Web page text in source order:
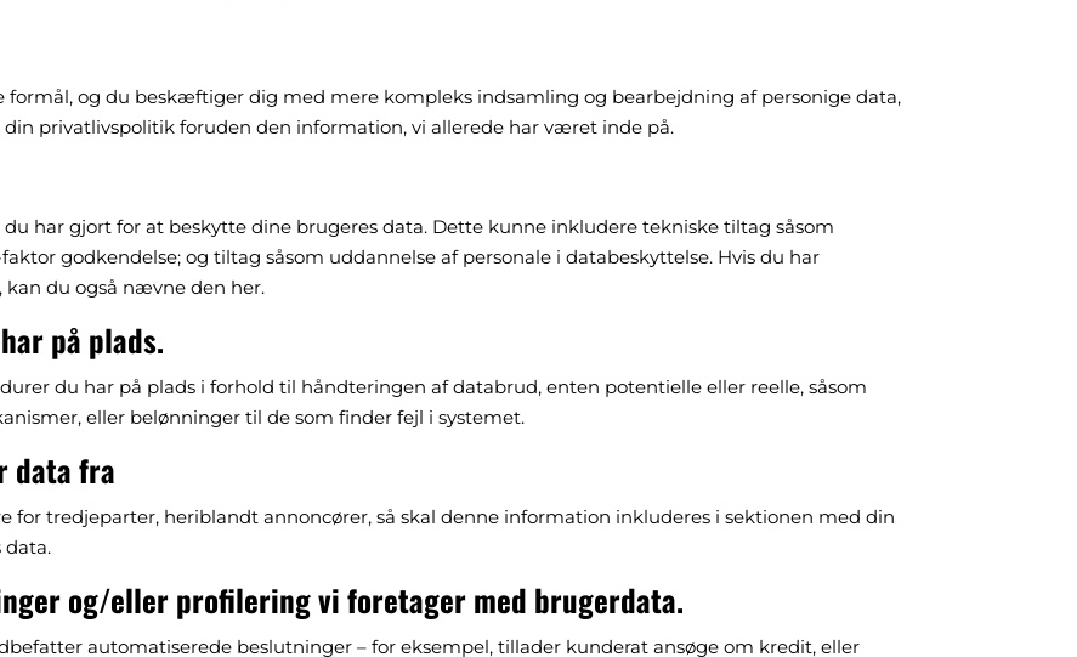
og du beskæftiger dig med mere kompleks indsamling og bearbejdning af personige data,
privatlivspolitik foruden den information, vi allerede har været inde på.
har gjort for at beskytte dine brugeres data. Dette kunne inkludere tekniske tiltag såsom
godkendelse; og tiltag såsom uddannelse af personale i databeskyttelse. Hvis du har
du også nævne den her.
på plads.
du har på plads i forhold til håndteringen af databrud, enten potentielle eller reelle, såsom
eller belønninger til de som finder fejl i systemet.
data fra
for tredjeparter, heriblandt annoncører, så skal denne information inkluderes i sektionen med din
og/eller profilering vi foretager med brugerdata.
automatiserede beslutninger – for eksempel, tillader kunderat ansøge om kredit, eller